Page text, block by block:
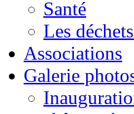
Santé
Les
Associations
Galerie